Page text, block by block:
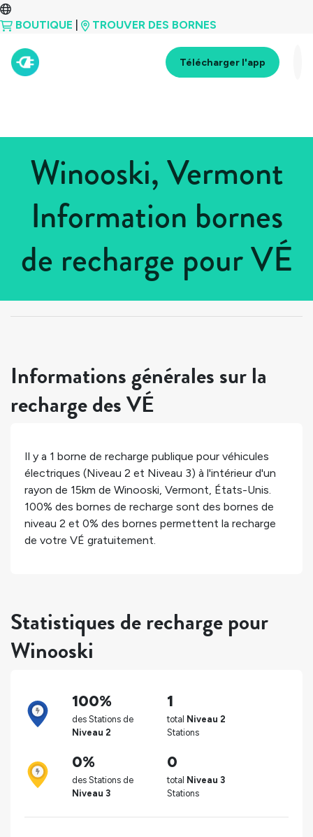
BOUTIQUE TROUVER DES BORNES
Télécharger l'app
Winooski, Vermont
Information bornes
de recharge pour VÉ
États-Unis > Vermont
Informations générales sur la
recharge des VÉ
Il y a 1 borne de recharge publique pour véhicules
électriques (Niveau 2 et Niveau 3) à l'intérieur d'un
rayon de 15km de Winooski, Vermont, États-Unis.
100% des bornes de recharge sont des bornes de
niveau 2 et 0% des bornes permettent la recharge
de votre VÉ gratuitement.
Statistiques de recharge pour
Winooski
100%
des Stations de
Niveau 2
1
total Niveau 2
Stations
0%
des Stations de
Niveau 3
0
total Niveau 3
Stations